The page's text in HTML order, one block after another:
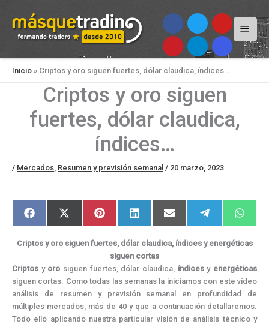
Menú
Inicio » Criptos y oro siguen fuertes, dólar claudica, índices…
Criptos y oro siguen
fuertes, dólar claudica,
índices…
/ Mercados, Resumen y previsión semanal / 20 marzo, 2023
Compartir
en
F
a
e
b
k
Compartir
en
X
(
w
i
e
r
)
Compartir
en
P
i
t
e
s
t
Compartir
en
L
i
k
e
d
n
Compartir
en
E
m
Compartir
en
e
e
g
m
en
W
h
t
s
p
Criptos y oro siguen fuertes, dólar claudica, índices y energéticas
siguen cortas
Criptos y oro siguen fuertes, dólar claudica, índicesy energéticas
siguen cortas. Como todas las semanas la iniciamos con este vídeo
análisis de resumen y previsión semanal en profundidad de
múltiples mercados, más de 40 y que a continuación detallaremos.
Todo ello aplicando nuestra particular visión de análisis técnico y